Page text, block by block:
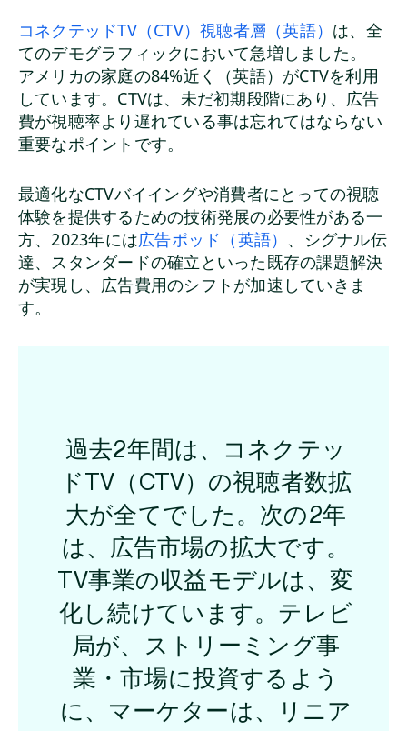
コネクテッドTV（CTV）視聴者層（英語） は、全
てのデモグラフィックにおいて急増しました。
アメリカの家庭の84%近く（英語）がCTVを利用
しています。CTVは、未だ初期段階にあり、広告
費が視聴率より遅れている事は忘れてはならない
重要なポイントです。
最適化なCTVバイイングや消費者にとっての視聴
体験を提供するための技術発展の必要性がある一
方、2023年には広告ポッド（英語） 、シグナル伝
達、スタンダードの確立といった既存の課題解決
が実現し、広告費用のシフトが加速していきま
す。
過去2年間は、コネクテッ
ドTV（CTV）の視聴者数拡
大が全てでした。次の2年
は、広告市場の拡大です。
TV事業の収益モデルは、変
化し続けています。テレビ
局が、ストリーミング事
業・市場に投資するよう
に、マーケターは、リニア